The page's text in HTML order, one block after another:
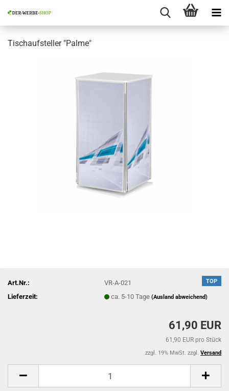
Tischaufsteller "Palme"
TOP
Art.Nr.:
VR-A-021
Lieferzeit:
ca. 5-10 Tage(Ausland abweichend)
61,90 EUR
61,90 EUR pro Stück
zzgl. 19% MwSt. zzgl. Versand